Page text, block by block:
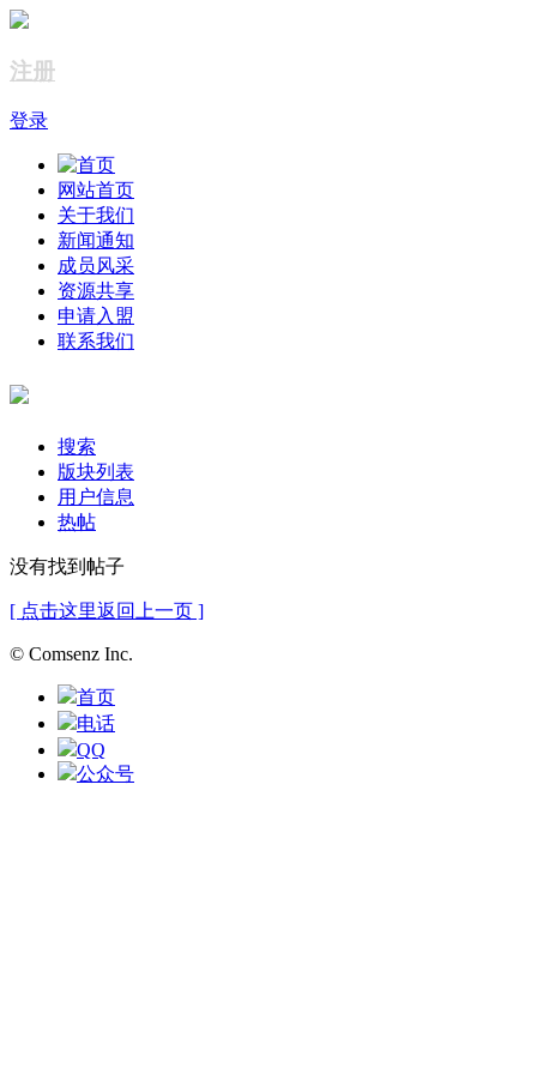
注册
登录
网站首页
关于我们
新闻通知
成员风采
资源共享
申请入盟
联系我们
搜索
版块列表
用户信息
热帖
没有找到帖子
[ 点击这里返回上一页 ]
© Comsenz Inc.
首页
电话
QQ
公众号